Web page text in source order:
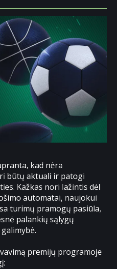
kad nėra
būtų aktuali ir patogi
Kažkas nori lažintis dėl
automatai, naujokui
turimų pramogų pasiūla,
palankių sąlygų
premijų programoje